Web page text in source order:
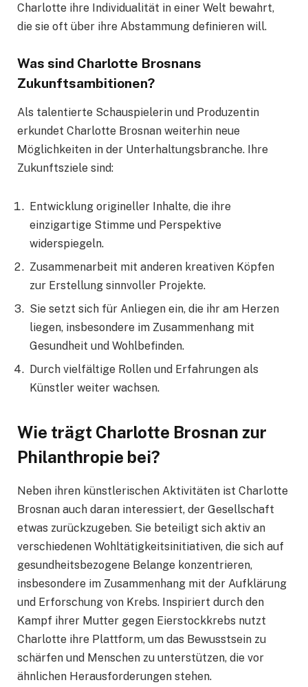
Charlotte ihre Individualität in einer Welt bewahrt,
die sie oft über ihre Abstammung definieren will.
Was sind Charlotte Brosnans
Zukunftsambitionen?
Als talentierte Schauspielerin und Produzentin
erkundet Charlotte Brosnan weiterhin neue
Möglichkeiten in der Unterhaltungsbranche. Ihre
Zukunftsziele sind:
Entwicklung origineller Inhalte, die ihre
einzigartige Stimme und Perspektive
widerspiegeln.
Zusammenarbeit mit anderen kreativen Köpfen
zur Erstellung sinnvoller Projekte.
Sie setzt sich für Anliegen ein, die ihr am Herzen
liegen, insbesondere im Zusammenhang mit
Gesundheit und Wohlbefinden.
Durch vielfältige Rollen und Erfahrungen als
Künstler weiter wachsen.
Wie trägt Charlotte Brosnan zur
Philanthropie bei?
Neben ihren künstlerischen Aktivitäten ist Charlotte
Brosnan auch daran interessiert, der Gesellschaft
etwas zurückzugeben. Sie beteiligt sich aktiv an
verschiedenen Wohltätigkeitsinitiativen, die sich auf
gesundheitsbezogene Belange konzentrieren,
insbesondere im Zusammenhang mit der Aufklärung
und Erforschung von Krebs. Inspiriert durch den
Kampf ihrer Mutter gegen Eierstockkrebs nutzt
Charlotte ihre Plattform, um das Bewusstsein zu
schärfen und Menschen zu unterstützen, die vor
ähnlichen Herausforderungen stehen.